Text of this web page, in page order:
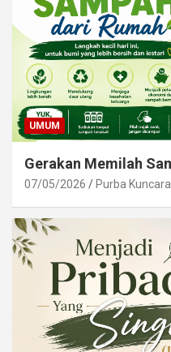
UMUM
Gerakan Memilah
07/05/2026 Purba Kuncara